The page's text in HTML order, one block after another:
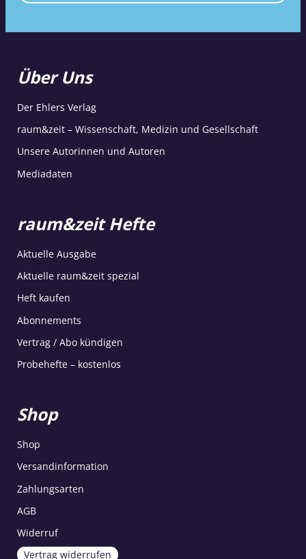
Über Uns
Der Ehlers Verlag
raum&zeit – Wissenschaft, Medizin und Gesellschaft
Unsere Autorinnen und Autoren
Mediadaten
raum&zeit Hefte
Aktuelle Ausgabe
Aktuelle raum&zeit spezial
Heft kaufen
Abonnements
Vertrag / Abo kündigen
Probehefte – kostenlos
Shop
Shop
Versandinformation
Zahlungsarten
AGB
Widerruf
Vertrag widerrufen